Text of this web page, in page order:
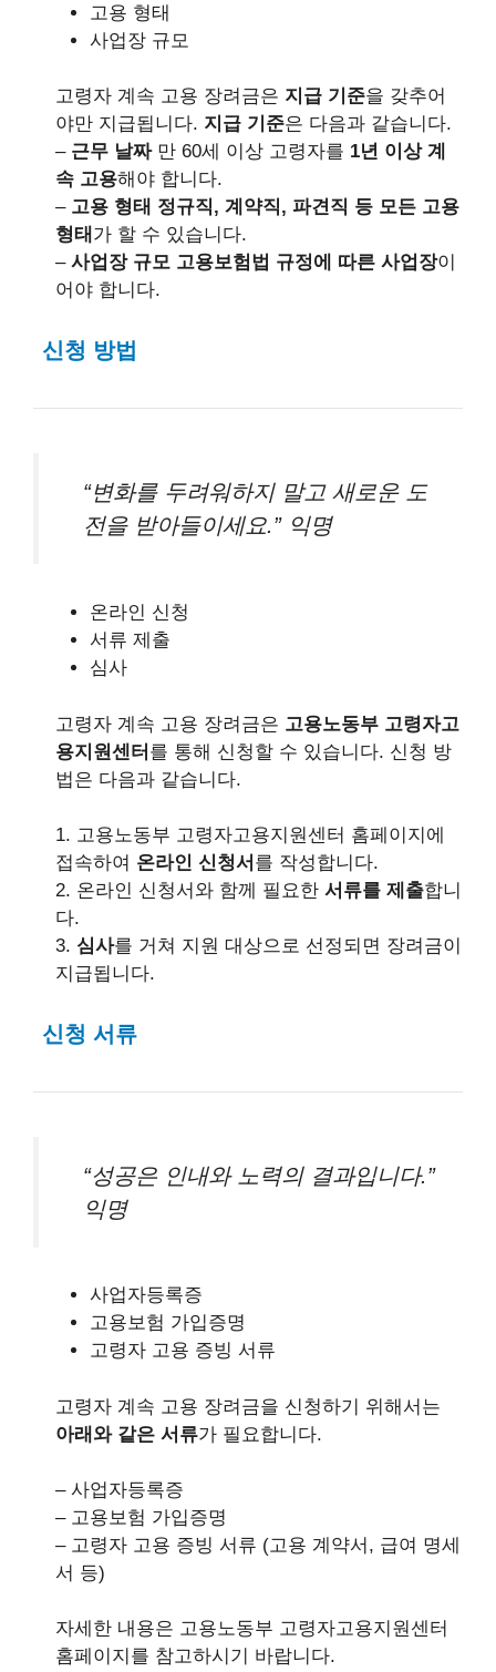
고용 형태
사업장 규모
고령자 계속 고용 장려금은 지급 기준을 갖추어
야만 지급됩니다. 지급 기준은 다음과 같습니다.
– 근무 날짜만 60세 이상 고령자를 1년 이상 계
속 고용해야 합니다.
– 고용 형태 정규직, 계약직, 파견직 등 모든 고용
형태 가 할 수 있습니다.
– 사업장 규모 고용보험법 규정에 따른 사업장이
어야 합니다.
신청 방법
“변화를 두려워하지 말고 새로운 도
전을 받아들이세요.” 익명
온라인 신청
서류 제출
심사
고령자 계속 고용 장려금은 고용노동부 고령자고
용지원센터 를 통해 신청할 수 있습니다. 신청 방
법은 다음과 같습니다.
1. 고용노동부 고령자고용지원센터 홈페이지에
접속하여 온라인 신청서 를 작성합니다.
2. 온라인 신청서와 함께 필요한 서류를 제출합니
다.
3. 심사를 거쳐 지원 대상으로 선정되면 장려금이
지급됩니다.
신청 서류
“성공은 인내와 노력의 결과입니다.”
익명
사업자등록증
고용보험 가입증명
고령자 고용 증빙 서류
고령자 계속 고용 장려금을 신청하기 위해서는
아래와 같은 서류가 필요합니다.
– 사업자등록증
– 고용보험 가입증명
– 고령자 고용 증빙 서류 (고용 계약서, 급여 명세
서 등)
자세한 내용은 고용노동부 고령자고용지원센터
홈페이지를 참고하시기 바랍니다.